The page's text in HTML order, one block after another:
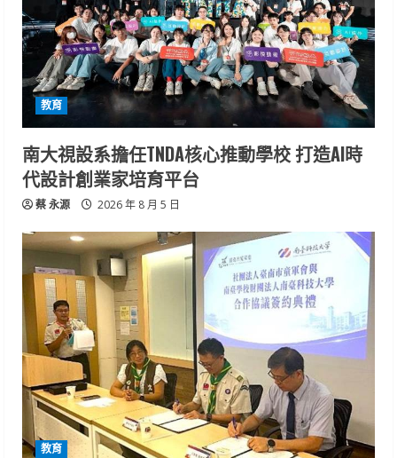
教育
南大視設系擔任TNDA核心推動學校 打造AI時
代設計創業家培育平台
蔡 永源 2026 年 8 月 5 日
教育